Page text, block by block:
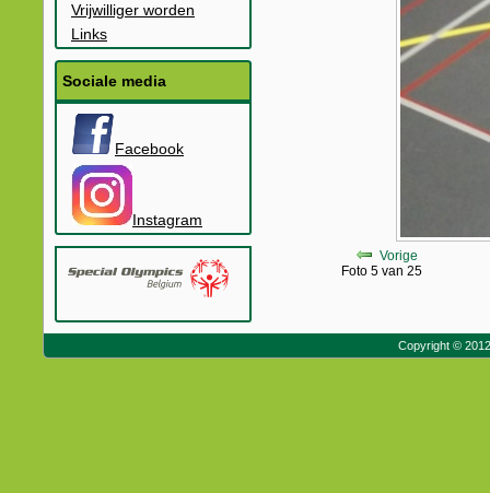
Vrijwilliger worden
Links
Sociale media
Facebook
Instagram
Vorige
Foto 5 van 25
Copyright ©